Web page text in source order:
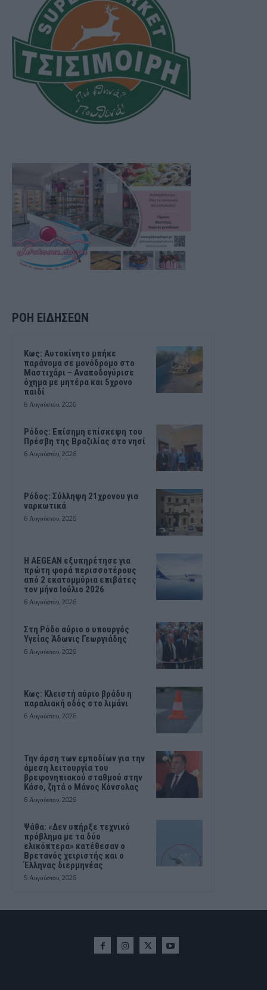
ΡΟΗ ΕΙΔΗΣΕΩΝ
Kως: Αυτοκίνητο μπήκε
παράνομα σε μονόδρομο στο
Μαστιχάρι – Αναποδογύρισε
όχημα με μητέρα και 5χρονο
παιδί
6 Αυγούστου, 2026
Ρόδος: Επίσημη επίσκεψη του
Πρέσβη της Βραζιλίας στο νησί
6 Αυγούστου, 2026
Ρόδος: Σύλληψη 21χρονου για
ναρκωτικά
6 Αυγούστου, 2026
Η AEGEAN εξυπηρέτησε για
πρώτη φορά περισσοτέρους
από 2 εκατομμύρια επιβάτες
τον μήνα Ιούλιο 2026
6 Αυγούστου, 2026
Στη Ρόδο αύριο ο υπουργός
Υγείας Άδωνις Γεωργιάδης
6 Αυγούστου, 2026
Κως: Κλειστή αύριο βράδυ η
παραλιακή οδός στο λιμάνι
6 Αυγούστου, 2026
Την άρση των εμποδίων για την
άμεση λειτουργία του
βρεφονηπιακού σταθμού στην
Κάσο, ζητά ο Μάνος Κόνσολας
6 Αυγούστου, 2026
Ψάθα: «Δεν υπήρξε τεχνικό
πρόβλημα με τα δύο
ελικόπτερα» κατέθεσαν ο
Βρετανός χειριστής και ο
Έλληνας διερμηνέας
5 Αυγούστου, 2026